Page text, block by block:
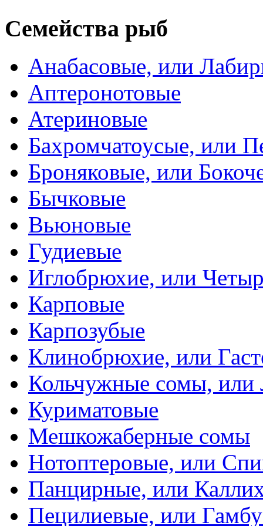
Семейства рыб
Анабасовые, или
Аптеронотовые
Атериновые
Бахромчатоусые, или
Броняковые, или
Бычковые
Вьюновые
Гудиевые
Иглобрюхие, или
Карповые
Карпозубые
Клинобрюхие, или
Кольчужные сомы, или
Куриматовые
Мешкожаберные сомы
Нотоптеровые, или
Панцирные, или
Пецилиевые, или